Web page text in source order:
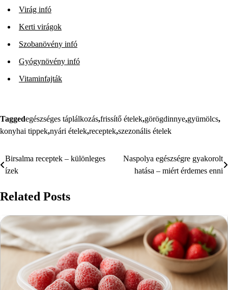
Virág infó
Kerti virágok
Szobanövény infó
Gyógynövény infó
Vitaminfajták
Taggedegészséges táplálkozás,frissítő ételek,görögdinnye,gyümölcs,
konyhai tippek,nyári ételek,receptek,szezonális ételek
Bejegyzés
Birsalma receptek – különleges
ízek
Naspolya egészségre gyakorolt
hatása – miért érdemes enni
Related Posts